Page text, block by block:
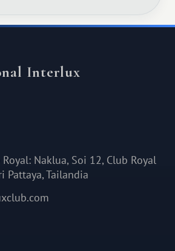
Interlux
Naklua, Soi 12, Club Royal
Pattaya, Tailandia